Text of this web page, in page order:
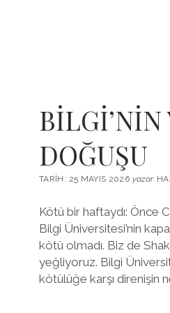
BİLGİ’NİN
DOĞUŞU
TARIH: 25 MAYIS 2026 yazar:
Kötü bir haftaydı: Önce
Bilgi Üniversitesi’nin
kötü olmadı. Biz de
yeğliyoruz. Bilgi
kötülüğe karşı direnişin